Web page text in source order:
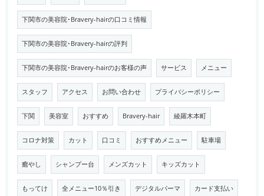
下関市の美容院･Bravery-hairの口コミ情報
下関市の美容院･Bravery-hairの評判
下関市の美容院･Bravery-hairのお客様の声 サービス メニュー
スタッフ アクセス お問い合わせ プライバシーポリシー
下関 美容室 おすすめ Bravery-hair 綾羅木本町
コロナ対策 カット 口コミ おすすめメニュー 駐車場
癒やし シャンプー台 メンズカット キッズカット
もってけ 全メニュー10％引き デジタルパーマ カード支払い